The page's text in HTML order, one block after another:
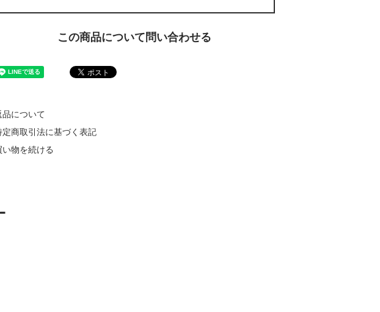
この商品について問い合わせる
品について
定商取引法に基づく表記
い物を続ける